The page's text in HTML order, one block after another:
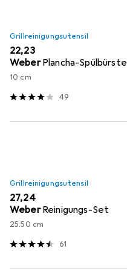
Grillreinigungsutensil
EUR
22,23
Weber Plancha-Spülbürste
10 cm
49
Grillreinigungsutensil
EUR
27,24
Weber Reinigungs-Set
25.50 cm
61